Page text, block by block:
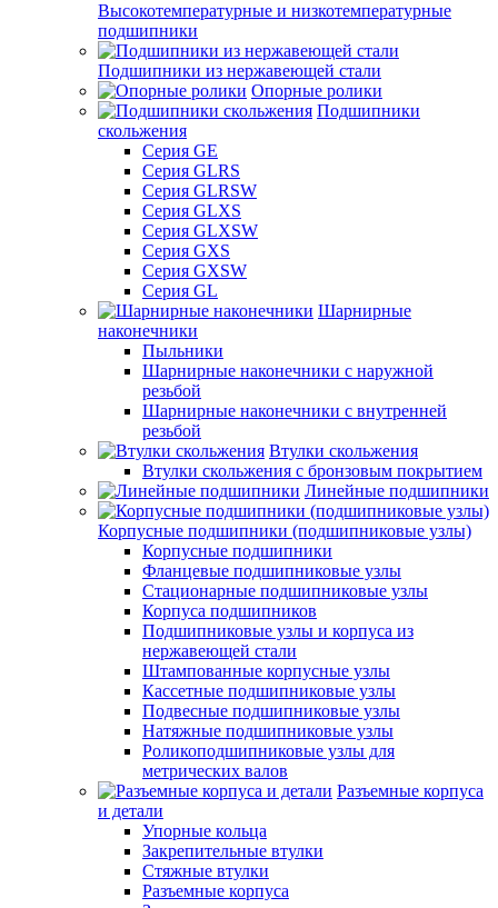
Высокотемпературные и низкотемпературные
подшипники
Подшипники из нержавеющей стали
Опорные ролики
Подшипники
скольжения
Серия GE
Серия GLRS
Серия GLRSW
Серия GLXS
Серия GLXSW
Серия GXS
Серия GXSW
Серия GL
Шарнирные
наконечники
Пыльники
Шарнирные наконечники с наружной
резьбой
Шарнирные наконечники с внутренней
резьбой
Втулки скольжения
Втулки скольжения с бронзовым покрытием
Линейные подшипники
Корпусные подшипники (подшипниковые узлы)
Корпусные подшипники
Фланцевые подшипниковые узлы
Стационарные подшипниковые узлы
Корпуса подшипников
Подшипниковые узлы и корпуса из
нержавеющей стали
Штампованные корпусные узлы
Кассетные подшипниковые узлы
Подвесные подшипниковые узлы
Натяжные подшипниковые узлы
Роликоподшипниковые узлы для
метрических валов
Разъемные корпуса
и детали
Упорные кольца
Закрепительные втулки
Стяжные втулки
Разъемные корпуса